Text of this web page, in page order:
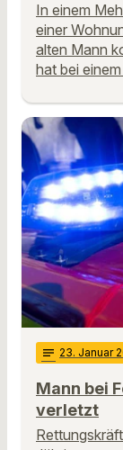
In einem
einer
alten Mann
hat bei
notes 23. Januar
Mann bei
verletzt